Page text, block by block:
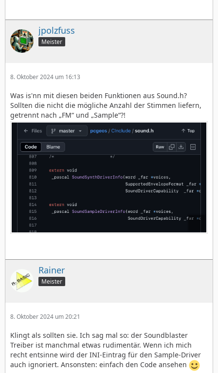
jpolzfuss
Meister
8. Oktober 2024 um 16:13
Was is'nn mit diesen beiden Funktionen aus Sound.h?
Sollten die nicht die mögliche Anzahl der Stimmen liefern,
getrennt nach „FM“ und „Sample“?!
Rainer
Meister
8. Oktober 2024 um 20:21
Klingt als sollten sie. Ich sag mal so: der Soundblaster
Treiber ist manchmal etwas rudimentär. Wenn ich mich
recht entsinne wird der INI-Eintrag für den Sample-Driver
auch ignoriert. Ansonsten: einfach den Code ansehen